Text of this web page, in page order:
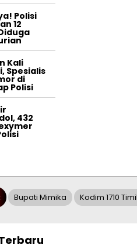
Polisi
12
Kali
Spesialis
di
Polisi
432
Bupati Mimika Kodim 1710